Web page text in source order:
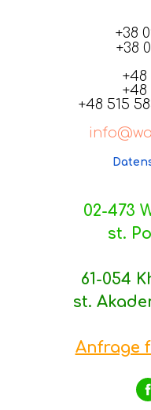
+38
+38
+48
+48
+48 515
02-473
st.
61-054
st.
Anfrage